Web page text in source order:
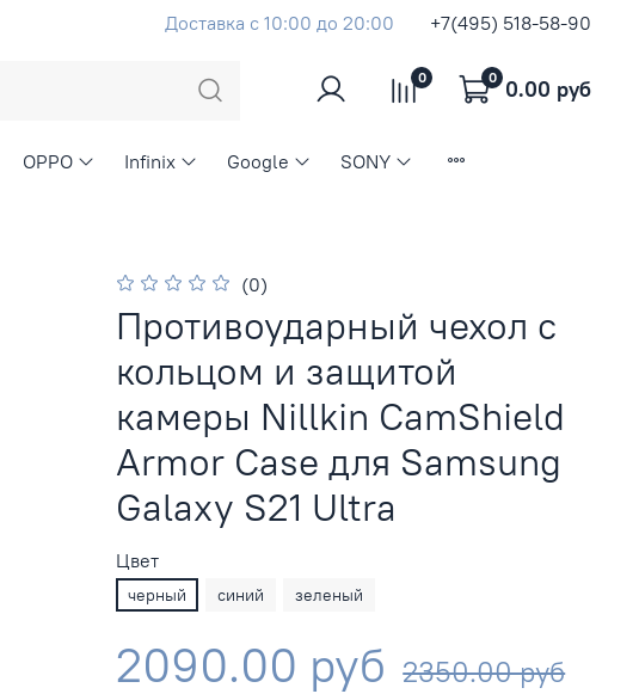
Доставка с 10:00 до 20:00 +7(495) 518-58-90
0 0 0.00 руб
OPPO Infinix Google SONY
(0)
Противоударный чехол с
кольцом и защитой
камеры Nillkin CamShield
Armor Case для Samsung
Galaxy S21 Ultra
Цвет
черный синий зеленый
2090.00 руб 2350.00 руб